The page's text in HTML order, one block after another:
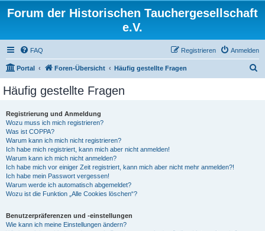
Forum der Historischen Tauchergesellschaft
e.V.
FAQ Anmelden
Registrieren
Portal Foren-Übersicht Häufig gestellte Fragen
Häufig gestellte Fragen
Registrierung und Anmeldung
Wozu muss ich mich registrieren?
Was ist COPPA?
Warum kann ich mich nicht registrieren?
Ich habe mich registriert, kann mich aber nicht anmelden!
Warum kann ich mich nicht anmelden?
Ich habe mich vor einiger Zeit registriert, kann mich aber nicht mehr anmelden?!
Ich habe mein Passwort vergessen!
Warum werde ich automatisch abgemeldet?
Wozu ist die Funktion „Alle Cookies löschen“?
Benutzerpräferenzen und -einstellungen
Wie kann ich meine Einstellungen ändern?